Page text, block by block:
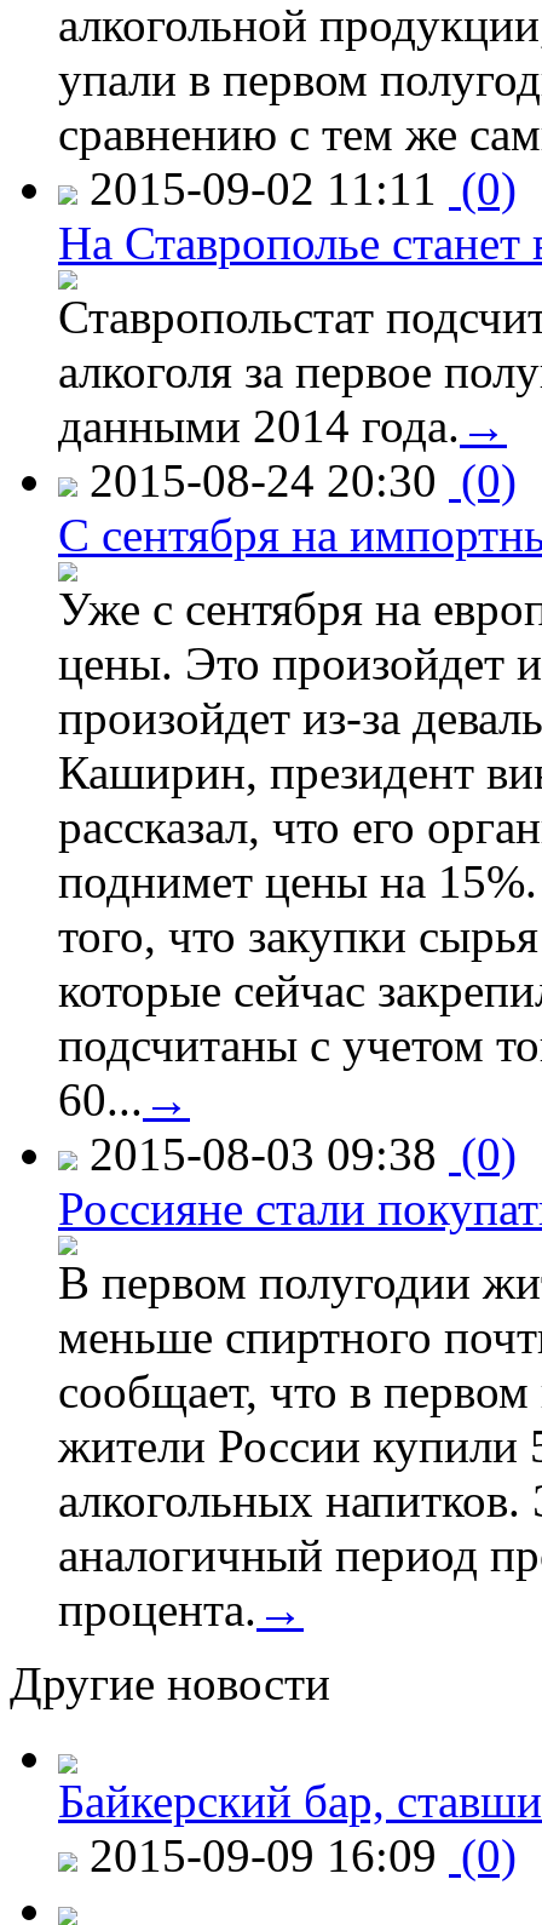
алкогольной
упали в первом
сравнению с тем же
2015-09-02 11:11 (0)
На Ставрополье
Ставропольстат
алкоголя за первое
данными 2014 года. →
2015-08-24 20:30 (0)
C сентября на
Уже с сентября на
цены. Это произойдет
произойдет из-за
Каширин, президент
рассказал, что его
поднимет цены на
того, что закупки
которые сейчас
подсчитаны с учетом
60... →
2015-08-03 09:38 (0)
Россияне стали
В первом полугодии
меньше спиртного
сообщает, что в
жители России купили
алкогольных
аналогичный период
процента. →
Другие новости
Байкерский бар,
2015-09-09 16:09 (0)